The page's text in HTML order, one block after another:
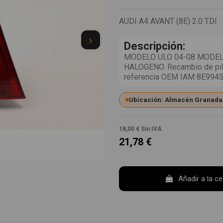
›
AUDI A4 AVANT (8E) 2.0 TDI
Descripción:
MODELO ULO 04-08
HALOGENO. Recambio de
referencia OEM IAM
Ubicación: Almacén Granada
18,00 € Sin IVA
21,78 €
Añadir a la